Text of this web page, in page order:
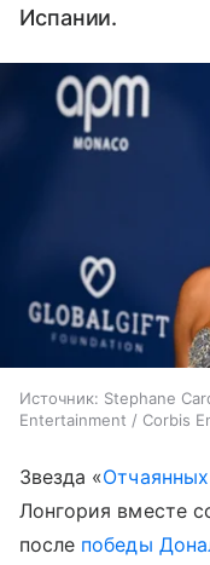
Испании.
Источник: Stephane
Entertainment / Corbis
Звезда «
Лонгория вместе
после победы